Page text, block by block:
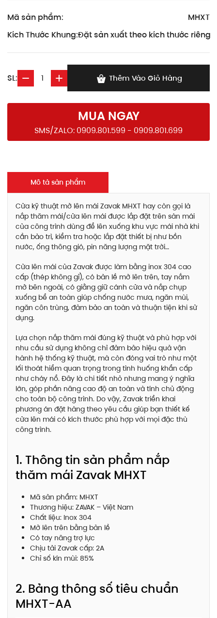
Mã sản phẩm:
MHXT
Kích Thước Khung:Đặt sản xuất theo kích thước riêng
SL: Thêm Vào Giỏ Hàng
MUA NGAY
SMS/ZALO: 0909.801.599 - 0909.801.699
Mô tả sản phẩm
Cửa kỹ thuật mở lên mái Zavak MHXT hay còn gọi là
nắp thăm mái/cửa lên mái được lắp đặt trên sàn mái
của công trình dùng để lên xuống khu vực mái nhà khi
cần bảo trì, kiểm tra hoặc lắp đặt thiết bị như bồn
nước, ống thông gió, pin năng lượng mặt trời…
Cửa lên mái của Zavak được làm bằng inox 304 cao
cấp (thép không gỉ), có bản lề mở lên trên, tay nắm
mở bên ngoài, có giằng giữ cánh cửa và nắp chụp
xuống bể an toàn giúp chống nước mưa, ngăn mùi,
ngăn côn trùng, đảm bảo an toàn và thuận tiện khi sử
dụng.
Lựa chọn nắp thăm mái đúng kỹ thuật và phù hợp với
nhu cầu sử dụng không chỉ đảm bảo hiệu quả vận
hành hệ thống kỹ thuật, mà còn đóng vai trò như một
lối thoát hiểm quan trọng trong tình huống khẩn cấp
như cháy nổ. Đây là chi tiết nhỏ nhưng mang ý nghĩa
lớn, góp phần nâng cao độ an toàn và tính chủ động
cho toàn bộ công trình. Do vậy, Zavak triển khai
phương án đặt hàng theo yêu cầu giúp bạn thiết kế
cửa lên mái có kích thước phù hợp với mọi đặc thù
công trình.
1. Thông tin sản phẩm nắp
thăm mái Zavak MHXT
Mã sản phẩm: MHXT
Thương hiệu: ZAVAK – Việt Nam
Chất liệu: Inox 304
Mở lên trên bằng bản lề
Có tay nâng trợ lực
Chịu tải Zavak cấp: 2A
Chỉ số kín mùi: 85%
2. Bảng thông số tiêu chuẩn
MHXT-AA